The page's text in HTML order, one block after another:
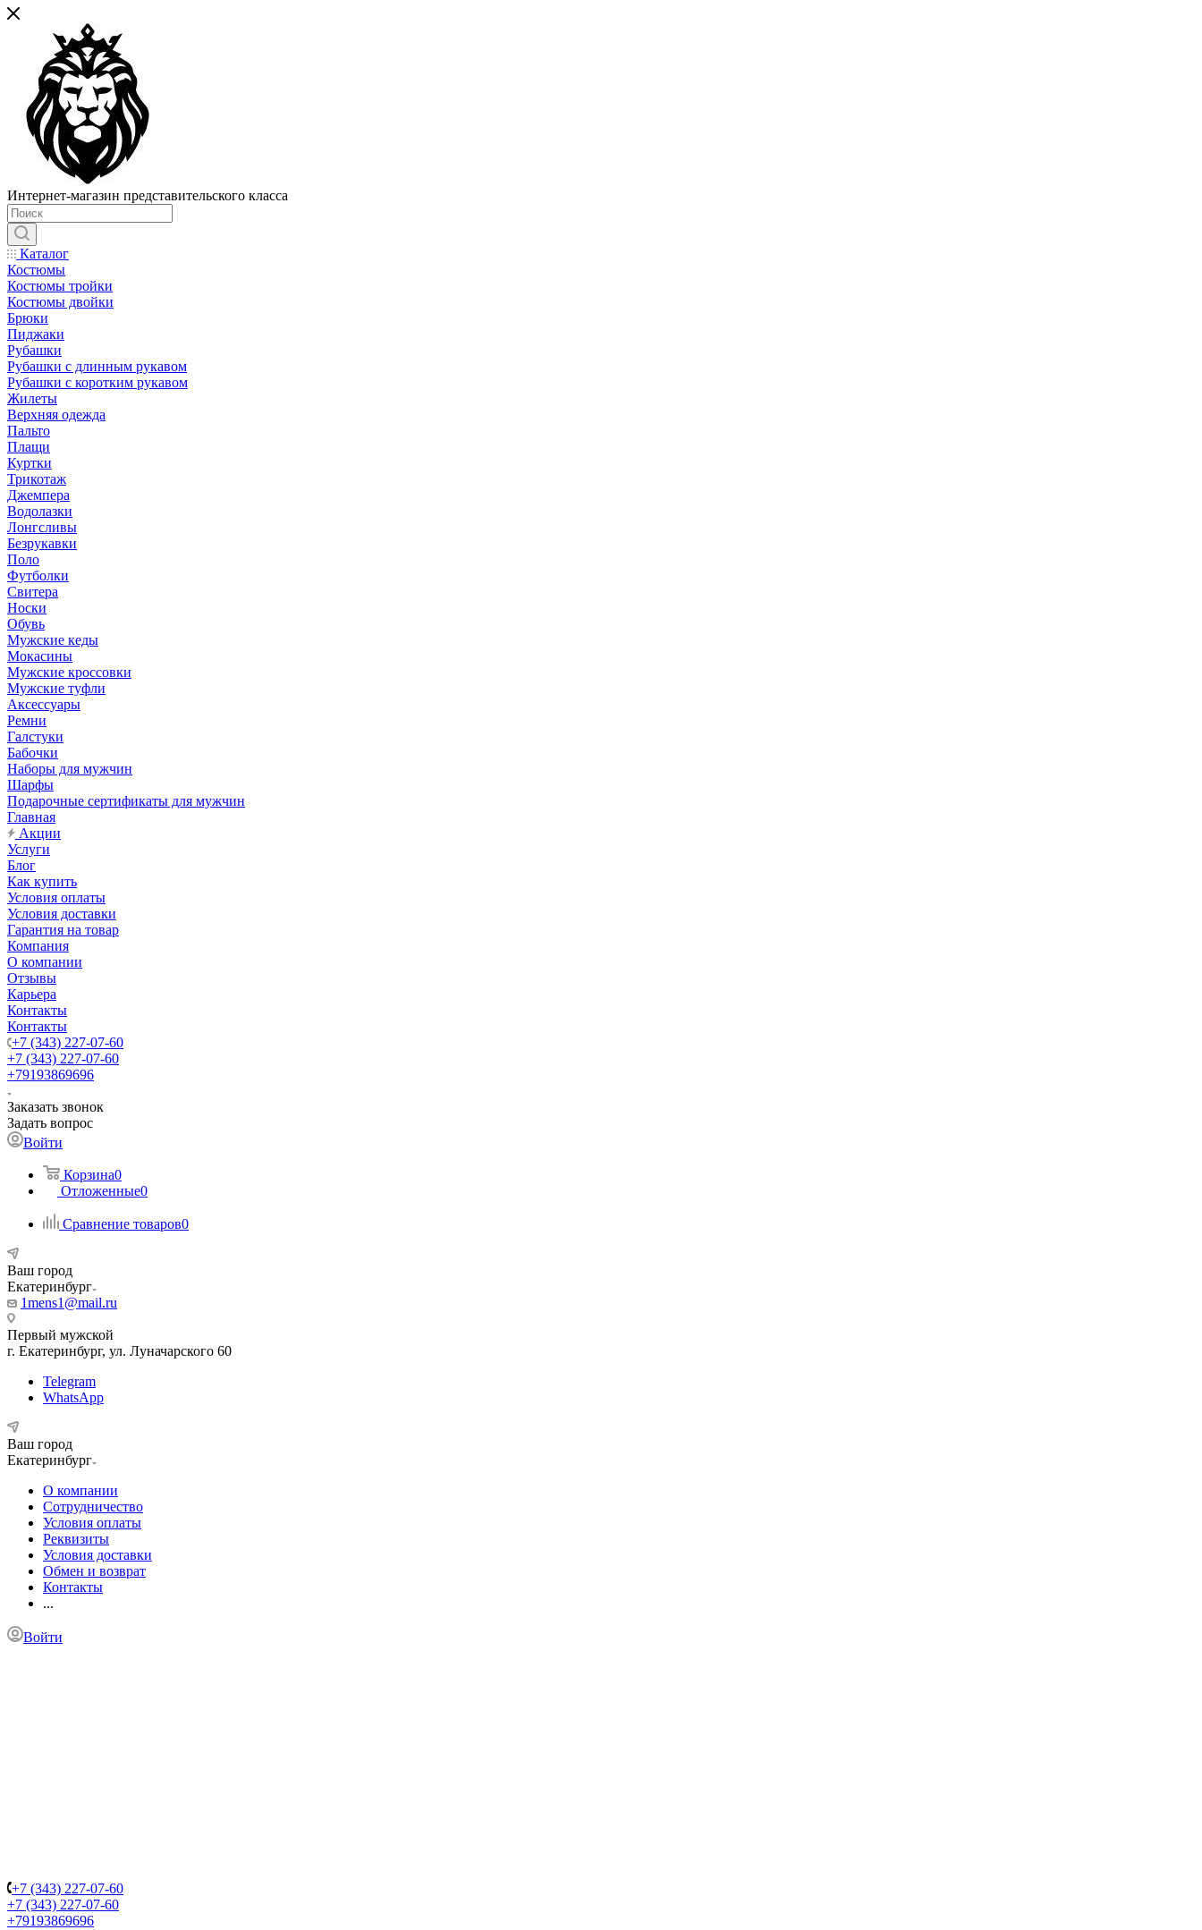
Интернет-магазин представительского класса
Каталог
Костюмы
Костюмы тройки
Костюмы двойки
Брюки
Пиджаки
Рубашки
Рубашки с длинным рукавом
Рубашки с коротким рукавом
Жилеты
Верхняя одежда
Пальто
Плащи
Куртки
Трикотаж
Джемпера
Водолазки
Лонгсливы
Безрукавки
Поло
Футболки
Свитера
Носки
Обувь
Мужские кеды
Мокасины
Мужские кроссовки
Мужские туфли
Аксессуары
Ремни
Галстуки
Бабочки
Наборы для мужчин
Шарфы
Подарочные сертификаты для мужчин
Главная
Акции
Услуги
Блог
Как купить
Условия оплаты
Условия доставки
Гарантия на товар
Компания
О компании
Отзывы
Карьера
Контакты
Контакты
+7 (343) 227-07-60
+7 (343) 227-07-60
+79193869696
Заказать звонок
Задать вопрос
Войти
Корзина0
Отложенные0
Сравнение товаров0
Ваш город
Екатеринбург
1mens1@mail.ru
Первый мужской
г. Екатеринбург, ул. Луначарского 60
Telegram
WhatsApp
Ваш город
Екатеринбург
О компании
Сотрудничество
Условия оплаты
Реквизиты
Условия доставки
Обмен и возврат
Контакты
...
Войти
+7 (343) 227-07-60
+7 (343) 227-07-60
+79193869696